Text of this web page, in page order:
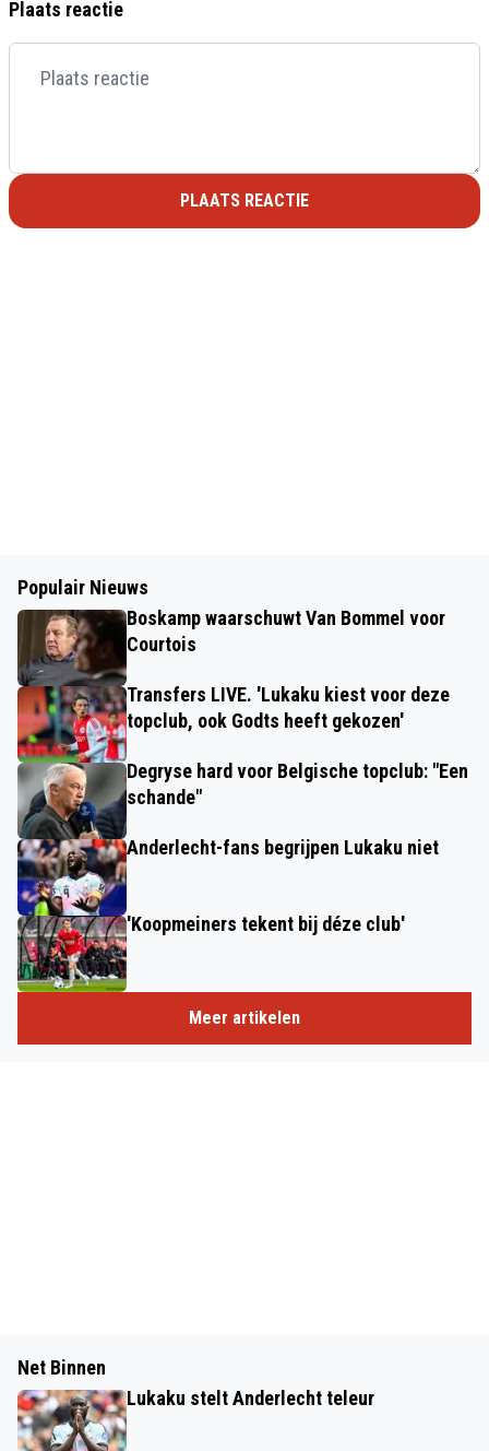
Plaats reactie
PLAATS REACTIE
Populair Nieuws
Boskamp waarschuwt Van Bommel voor
Courtois
Transfers LIVE. 'Lukaku kiest voor deze
topclub, ook Godts heeft gekozen'
Degryse hard voor Belgische topclub: "Een
schande"
Anderlecht-fans begrijpen Lukaku niet
'Koopmeiners tekent bij déze club'
Meer artikelen
Net Binnen
Lukaku stelt Anderlecht teleur